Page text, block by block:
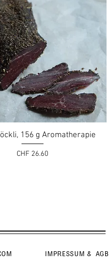
156 g Aromatherapie
Preis
CHF 26.60
IMPRESSUM & AGB